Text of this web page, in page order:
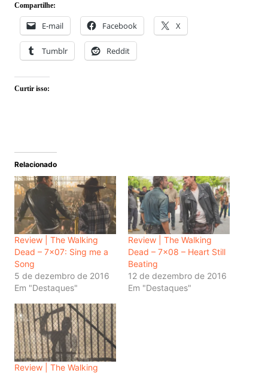
Compartilhe:
E-mail Facebook X
Tumblr Reddit
Curtir isso:
Relacionado
Review | The Walking
Dead – 7×07: Sing me a
Song
5 de dezembro de 2016
Em "Destaques"
Review | The Walking
Dead – 7×08 – Heart Still
Beating
12 de dezembro de 2016
Em "Destaques"
Review | The Walking